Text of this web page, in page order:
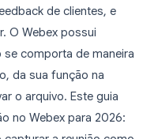
de clientes, e
O Webex possui
comporta de maneira
da sua função na
o arquivo. Este guia
no Webex para 2026: